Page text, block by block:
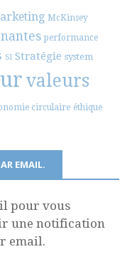
McKinsey
performance
SI Stratégie system
valeurs
circulaire éthique
EMAIL.
pour vous
une notification
email.